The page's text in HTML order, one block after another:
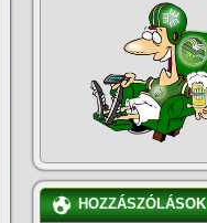
HOZZÁSZÓLÁSOK